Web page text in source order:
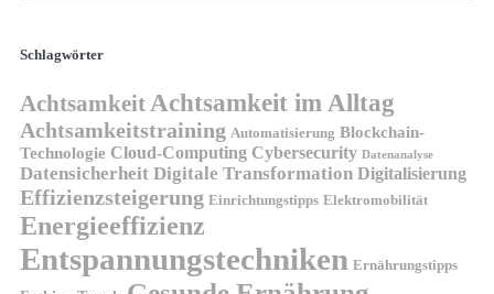
Schlagwörter
AchtsamkeitAchtsamkeit im Alltag
Achtsamkeitstraining Automatisierung Blockchain-
Technologie Cloud-Computing Cybersecurity Datenanalyse
Datensicherheit Digitale Transformation Digitalisierung
Effizienzsteigerung Einrichtungstipps Elektromobilität
Energieeffizienz
Entspannungstechniken Ernährungstipps